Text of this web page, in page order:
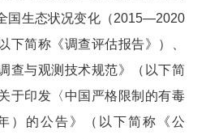
国生态状况变化（2015—2020
下简称《调查评估报告》）、
查与观测技术规范》（以下简
于印发〈中国严格限制的有毒
）的公告》（以下简称《公